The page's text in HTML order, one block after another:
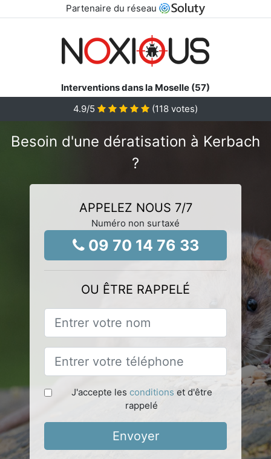
Partenaire du réseau
Interventions dans la Moselle (57)
4.9/5 (118 votes)
Besoin d'une dératisation à Kerbach
?
APPELEZ NOUS 7/7
Numéro non surtaxé
09 70 14 76 33
OU ÊTRE RAPPELÉ
J'accepte les conditions et d'être
rappelé
Envoyer